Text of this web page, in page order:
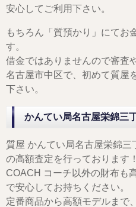
安心してご利用下さい。
もちろん「質預かり」にてお
す。
借金ではありませんので審査
名古屋市中区で、初めて質屋
下さい。
かんてい局名古屋栄錦三
質屋 かんてい局名古屋栄錦
の高額査定を行っております！
COACH コーチ以外の財布も
で安心してお持ちください。
定番商品から高額モデルまで